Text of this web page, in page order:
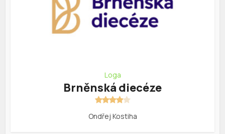
Loga
Brněnská diecéze
Ondřej Kostiha